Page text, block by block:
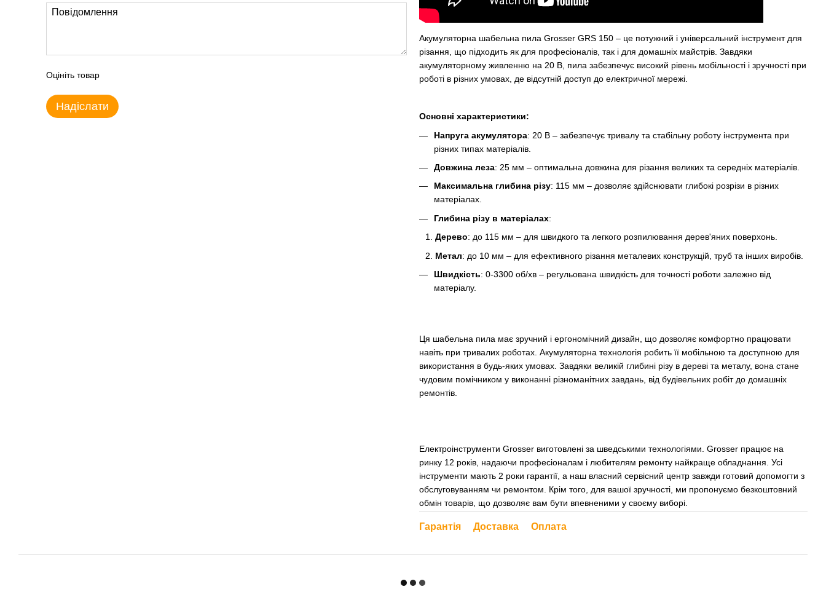
Оцініть товар
Надіслати
Акумуляторна шабельна пила Grosser GRS 150 – це потужний і універсальний інструмент для
різання, що підходить як для професіоналів, так і для домашніх майстрів. Завдяки
акумуляторному живленню на 20 В, пила забезпечує високий рівень мобільності і зручності при
роботі в різних умовах, де відсутній доступ до електричної мережі.
Основні характеристики:
Напруга акумулятора: 20 В – забезпечує тривалу та стабільну роботу інструмента при
різних типах матеріалів.
Довжина леза: 25 мм – оптимальна довжина для різання великих та середніх матеріалів.
Максимальна глибина різу: 115 мм – дозволяє здійснювати глибокі розрізи в різних
матеріалах.
Глибина різу в матеріалах:
Дерево: до 115 мм – для швидкого та легкого розпилювання дерев'яних поверхонь.
Метал: до 10 мм – для ефективного різання металевих конструкцій, труб та інших виробів.
Швидкість: 0-3300 об/хв – регульована швидкість для точності роботи залежно від
матеріалу.
Ця шабельна пила має зручний і ергономічний дизайн, що дозволяє комфортно працювати
навіть при тривалих роботах. Акумуляторна технологія робить її мобільною та доступною для
використання в будь-яких умовах. Завдяки великій глибині різу в дереві та металу, вона стане
чудовим помічником у виконанні різноманітних завдань, від будівельних робіт до домашніх
ремонтів.
Електроінструменти Grosser виготовлені за шведськими технологіями. Grosser працює на
ринку 12 років, надаючи професіоналам і любителям ремонту найкраще обладнання. Усі
інструменти мають 2 роки гарантії, а наш власний сервісний центр завжди готовий допомогти з
обслуговуванням чи ремонтом. Крім того, для вашої зручності, ми пропонуємо безкоштовний
обмін товарів, що дозволяє вам бути впевненими у своєму виборі.
Гарантія Доставка Оплата